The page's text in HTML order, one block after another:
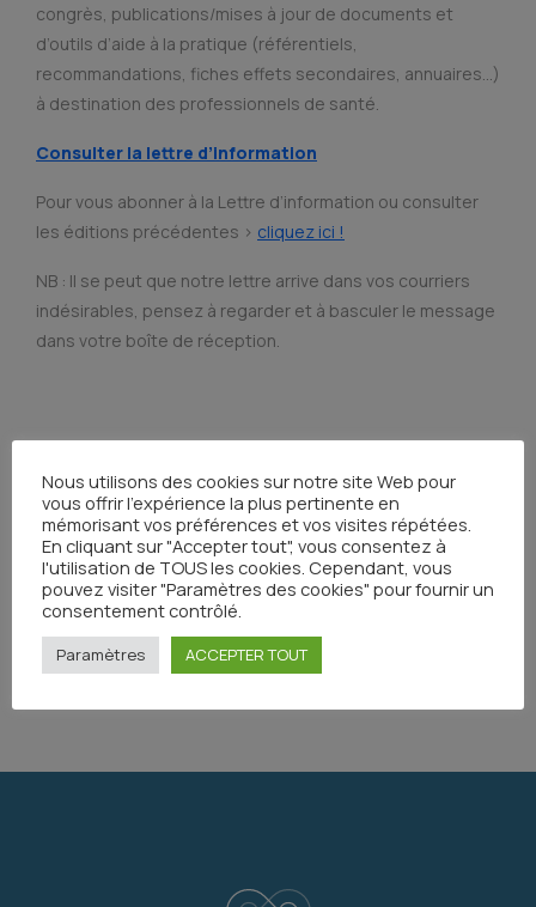
congrès, publications/mises à jour de documents et
d’outils d’aide à la pratique (référentiels,
recommandations, fiches effets secondaires, annuaires…)
à destination des professionnels de santé.
Consulter la lettre d’information
Pour vous abonner à la Lettre d’information ou consulter
les éditions précédentes > cliquez ici !
NB : Il se peut que notre lettre arrive dans vos courriers
indésirables, pensez à regarder et à basculer le message
dans votre boîte de réception.
Toutes les actualités
Partager
Nous utilisons des cookies sur notre site Web pour
vous offrir l'expérience la plus pertinente en
mémorisant vos préférences et vos visites répétées.
En cliquant sur "Accepter tout", vous consentez à
l'utilisation de TOUS les cookies. Cependant, vous
pouvez visiter "Paramètres des cookies" pour fournir un
consentement contrôlé.
Paramètres ACCEPTER TOUT